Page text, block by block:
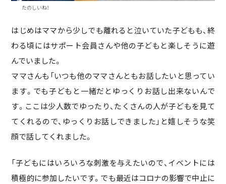
たのしいね！
はじめはママから少しでも離れると泣いていた子どもも、終
わる頃にはサポート会員さんや他の子どもと楽しそうに遊
んでいました。
ママさんも「いつも他のママさんともお話したいと思ってい
ます。でも子どもと一緒だとゆっくりお話し出来ないんで
す。ここは少人数でゆったり、たくさんの人が子どもを見て
てくれるので、ゆっくりお話しできました」と嬉しそうな笑
顔で話してくれました。
「子どもにはいろいろな刺激を与えたいので、イベントには
積極的に参加したいです。でも最近はコロナの影響で中止に